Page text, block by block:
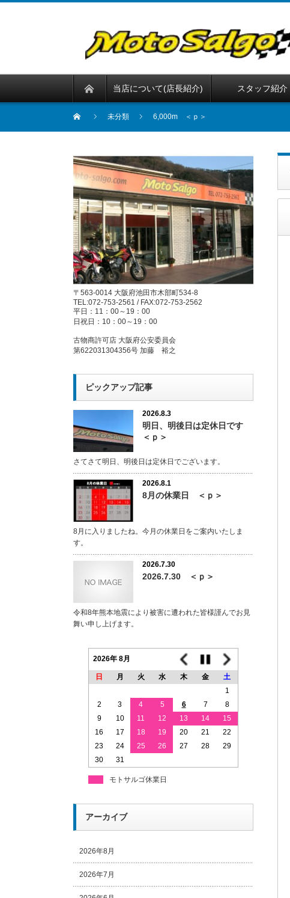
当店について(店長紹介) スタッフ紹介
未分類 6,000m ＜ｐ＞
〒563-0014 大阪府池田市木部町534-8
TEL:072-753-2561 / FAX:072-753-2562
平日：11：00～19：00
日祝日：10：00～19：00
古物商許可店 大阪府公安委員会
第622031304356号 加藤 裕之
ピックアップ記事
2026.8.3
明日、明後日は定休日です
＜ｐ＞
さてさて明日、明後日は定休日でございます。
2026.8.1
8月の休業日 ＜ｐ＞
8月に入りましたね。今月の休業日をご案内いたしま
す。
2026.7.30
2026.7.30 ＜ｐ＞
令和8年熊本地震により被害に遭われた皆様謹んでお見
舞い申し上げます。
2026年 8月
日 月 火 水 木 金
土
1
2
3 4 5 6 7
8
9
10 11 12 13 14
15
16
17 18 19 20 21
22
23
24 25 26 27 28
29
30
31
モトサルゴ休業日
アーカイブ
2026年8月
2026年7月